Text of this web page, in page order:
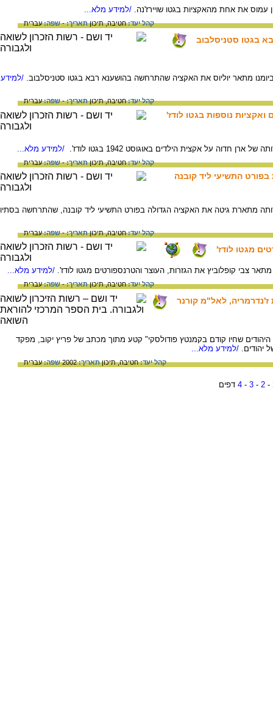
/למידע מלא...
קהל יעד:חטיבה,תיכוןתאריך:-שפה:עברית
בגטו סטניסלבוב
/למידע
קהל יעד:חטיבה,תיכוןתאריך:-שפה:עברית
נוספות בגטו לודז'
/למידע מלא...
קהל יעד:חטיבה,תיכוןתאריך:-שפה:עברית
התשיעי ליד קובנה
גיטה, ילידת קובנה, ליטא, 1929. בעדותה מתארת גיטה את האקציה הגדולה בפורט התשיעי ליד קובנה, שהתרחשה בסתיו
קהל יעד:חטיבה,תיכוןתאריך:-שפה:עברית
מגטו לודז'
/למידע מלא...
קהל יעד:חטיבה,תיכוןתאריך:-שפה:עברית
לאל"מ קורנר
"נותר רק אחוז קטן, ההולך ופוחת, מ- 24,000 היהודים שחיו קודם בקמנטץ פודולסקי" קטע מתוך מכתב של פריץ יקוב, מפקד
יהודים. /למידע מלא...
קהל יעד:חטיבה,תיכוןתאריך:2002 שפה:עברית
-
2
-
3
-
4 דפים